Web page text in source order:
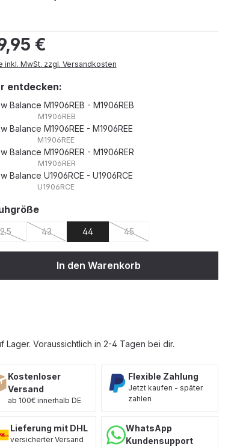
Preis:
€
inkl. MwSt. zzgl. Versandkosten
Lager. Voraussichtlich in 2-4 Tagen bei dir.
entdecken:
M1906REB
M1906REE
M1906RER
U1906RCE
auswählen
(Diese Option ist zurzeit nicht verfügbar.)
43
(Diese Option ist zurzeit nicht verfügbar.)
44 45
(Diese Option ist zurzeit nicht
In den Warenkorb
Kostenloser
Versand
ab 100€ innerhalb DE
Flexible Zahlung
Jetzt kaufen - später
zahlen
Lieferung mit DHL
versicherter Versand
WhatsApp
Kundensupport